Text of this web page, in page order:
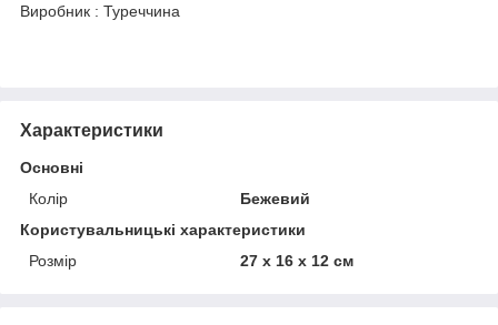
Виробник : Туреччина
Характеристики
Основні
Колір
Бежевий
Користувальницькі характеристики
Розмір
27 х 16 х 12 см